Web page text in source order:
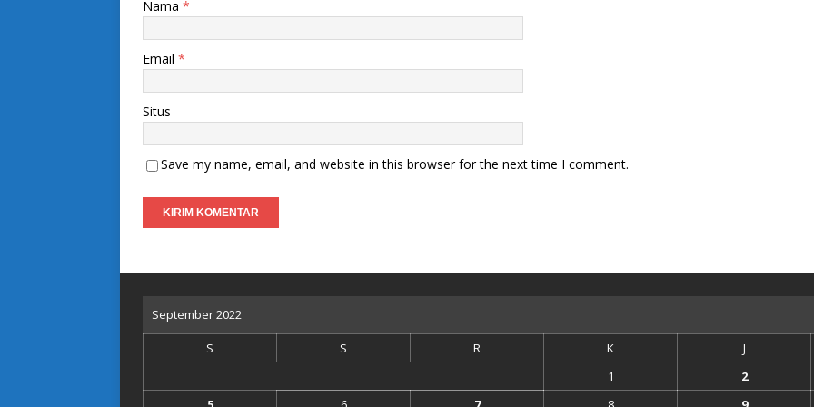
Nama *
Email *
Situs
Save my name, email, and website in this browser for the next time I comment.
September 2022
S S R K J
1
2